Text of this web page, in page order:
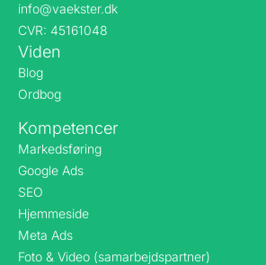
info@vaekster.dk
CVR: 45161048
Viden
Blog
Ordbog
Kompetencer
Markedsføring
Google Ads
SEO
Hjemmeside
Meta Ads
Foto & Video (samarbejdspartner)